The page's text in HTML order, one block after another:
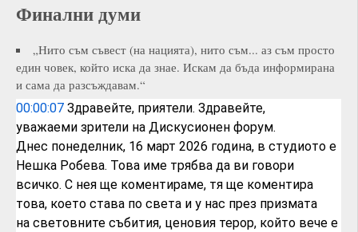
Финални думи
„Нито съм съвест (на нацията), нито съм... аз съм просто
един човек, който иска да знае. Искам да бъда информирана
и сама да разсъждавам.“
00:00:07 Здравейте, приятели. Здравейте,
уважаеми зрители на Дискусионен форум.
Днес понеделник, 16 март 2026 година, в студиото е
Нешка Робева. Това име трябва да ви говори
всичко. С нея ще коментираме, тя ще коментира
това, което става по света и у нас през призмата
на световните събития, ценовия терор, който вече е